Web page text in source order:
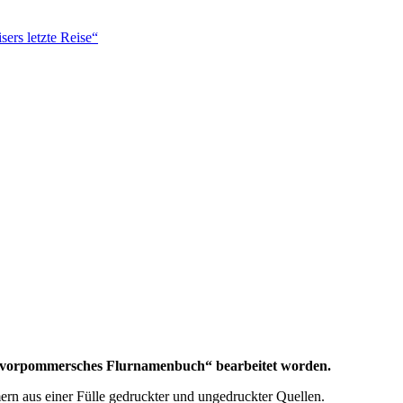
letzte Reise“
Flurnamenbuch“ bearbeitet worden.
aus einer Fülle gedruckter und ungedruckter Quellen.